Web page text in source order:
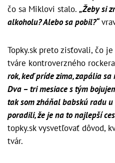
čo sa Miklovi stalo. „Žeby si
alkoholu? Alebo sa pobil?“
Topky.sk preto zisťovali, čo
tváre kontroverzného
rok, keď príde zima, zapália sa
Dva – tri mesiace s tým
tak som zháňal babskú radu
poradili, že je na to najlepší
topky.sk vysvetľovať dôvod,
tvár.